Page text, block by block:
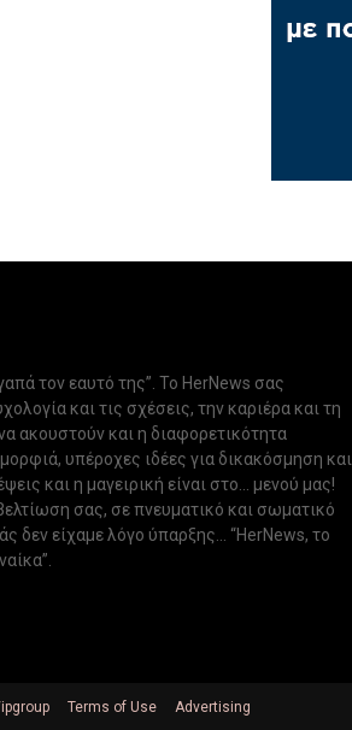
τον εαυτό της”. Το HerNews σας
και τις σχέσεις, την καριέρα και τη
ακουστούν και η διαφορετικότητα
υπέροχες ιδέες για δικακόσμηση και
και η μαγειρική είναι στο... μενού μας!
σας, σε πνευματικό και σωματικό
δεν είχαμε λόγο ύπαρξης... “HerNews, το
Terms of Use Advertising